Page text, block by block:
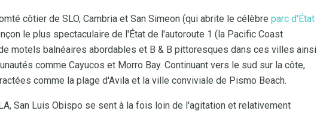
côtier de SLO, Cambria et San Simeon (qui abrite le célèbre parc d'État
le plus spectaculaire de l'État de l'autoroute 1 (la Pacific Coast
motels balnéaires abordables et B & B pittoresques dans ces villes ainsi
comme Cayucos et Morro Bay. Continuant vers le sud sur la côte,
comme la plage d'Avila et la ville conviviale de Pismo Beach.
San Luis Obispo se sent à la fois loin de l'agitation et relativement